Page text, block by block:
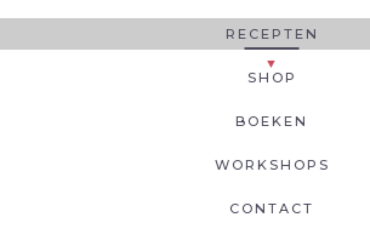
RECEPTEN
SHOP
BOEKEN
WORKSHOPS
CONTACT